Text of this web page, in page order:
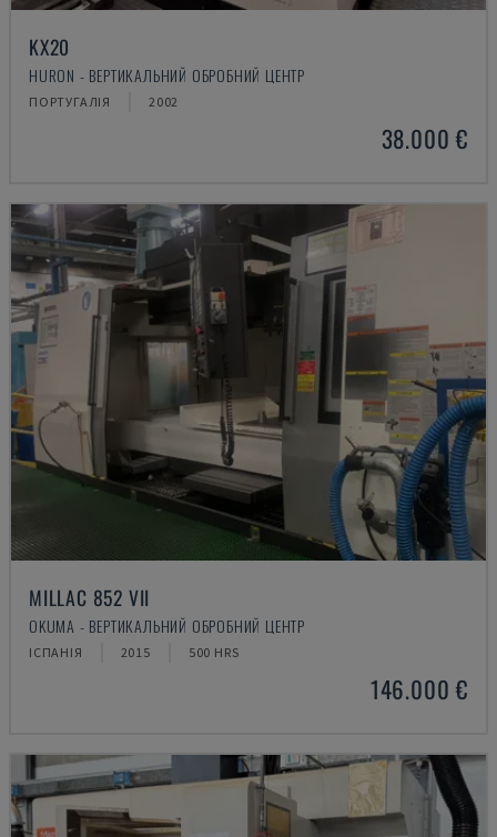
KX20
HURON - ВЕРТИКАЛЬНИЙ ОБРОБНИЙ ЦЕНТР
ПОРТУГАЛІЯ 2002
38.000 €
MILLAC 852 VII
OKUMA - ВЕРТИКАЛЬНИЙ ОБРОБНИЙ ЦЕНТР
ІСПАНІЯ 2015 500 HRS
146.000 €